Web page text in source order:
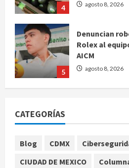
4 agosto 8, 2026
5
Denuncian
Rolex al
AICM
agosto 8, 2026
México y
CATEGORÍAS
Blog CDMX
CIUDAD DE MEXICO